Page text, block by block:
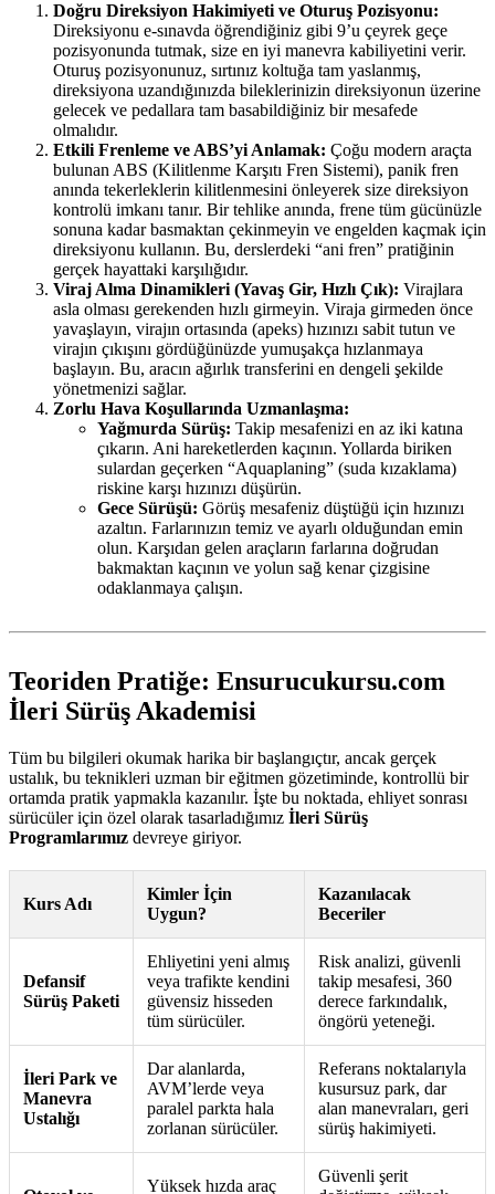
Doğru Direksiyon Hakimiyeti ve Oturuş Pozisyonu:
Direksiyonu e-sınavda öğrendiğiniz gibi 9’u çeyrek geçe
pozisyonunda tutmak, size en iyi manevra kabiliyetini verir.
Oturuş pozisyonunuz, sırtınız koltuğa tam yaslanmış,
direksiyona uzandığınızda bileklerinizin direksiyonun üzerine
gelecek ve pedallara tam basabildiğiniz bir mesafede
olmalıdır.
Etkili Frenleme ve ABS’yi Anlamak: Çoğu modern araçta
bulunan ABS (Kilitlenme Karşıtı Fren Sistemi), panik fren
anında tekerleklerin kilitlenmesini önleyerek size direksiyon
kontrolü imkanı tanır. Bir tehlike anında, frene tüm gücünüzle
sonuna kadar basmaktan çekinmeyin ve engelden kaçmak için
direksiyonu kullanın. Bu, derslerdeki “ani fren” pratiğinin
gerçek hayattaki karşılığıdır.
Viraj Alma Dinamikleri (Yavaş Gir, Hızlı Çık): Virajlara
asla olması gerekenden hızlı girmeyin. Viraja girmeden önce
yavaşlayın, virajın ortasında (apeks) hızınızı sabit tutun ve
virajın çıkışını gördüğünüzde yumuşakça hızlanmaya
başlayın. Bu, aracın ağırlık transferini en dengeli şekilde
yönetmenizi sağlar.
Zorlu Hava Koşullarında Uzmanlaşma:
Yağmurda Sürüş: Takip mesafenizi en az iki katına
çıkarın. Ani hareketlerden kaçının. Yollarda biriken
sulardan geçerken “Aquaplaning” (suda kızaklama)
riskine karşı hızınızı düşürün.
Gece Sürüşü: Görüş mesafeniz düştüğü için hızınızı
azaltın. Farlarınızın temiz ve ayarlı olduğundan emin
olun. Karşıdan gelen araçların farlarına doğrudan
bakmaktan kaçının ve yolun sağ kenar çizgisine
odaklanmaya çalışın.
Teoriden Pratiğe: Ensurucukursu.com
İleri Sürüş Akademisi
Tüm bu bilgileri okumak harika bir başlangıçtır, ancak gerçek
ustalık, bu teknikleri uzman bir eğitmen gözetiminde, kontrollü bir
ortamda pratik yapmakla kazanılır. İşte bu noktada, ehliyet sonrası
sürücüler için özel olarak tasarladığımız İleri Sürüş
Programlarımız devreye giriyor.
Kurs Adı
Kimler İçin
Uygun?
Kazanılacak
Beceriler
Defansif
Sürüş Paketi
Ehliyetini yeni almış
veya trafikte kendini
güvensiz hisseden
tüm sürücüler.
Risk analizi, güvenli
takip mesafesi, 360
derece farkındalık,
öngörü yeteneği.
İleri Park ve
Manevra
Ustalığı
Dar alanlarda,
AVM’lerde veya
paralel parkta hala
zorlanan sürücüler.
Referans noktalarıyla
kusursuz park, dar
alan manevraları, geri
sürüş hakimiyeti.
Yüksek hızda araç
Güvenli şerit